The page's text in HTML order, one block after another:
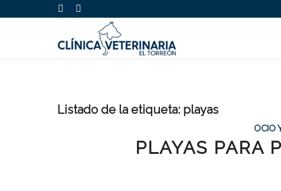
Listado de la etiqueta: playas
OCIO
PLAYAS PARA